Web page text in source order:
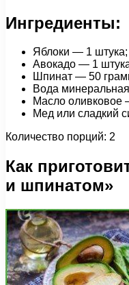
Ингредиенты:
Яблоки — 1 штука;
Авокадо — 1
Шпинат — 50
Вода
Масло оливковое
Мед или сладкий
Количество порций: 2
Как
и шпинатом»